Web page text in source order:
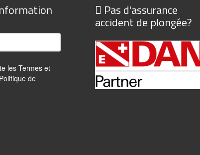
lesTermes et
Politique de
Pas d'assurance
accident de plongée?